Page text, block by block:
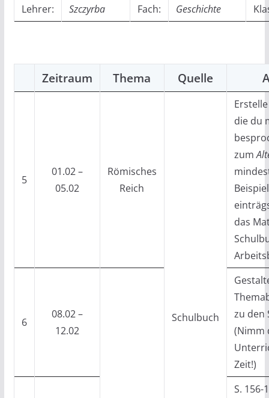
Lehrer: Szczyrba Fach: Geschichte
Zeitraum Thema Quelle
5
01.02 –
05.02
Römisches
Reich
Schulbuch
die du
zum
das
6
08.02 –
12.02
zu den
(Nimm
Zeit!)
S. 156-